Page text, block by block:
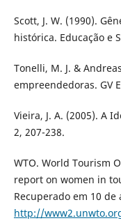
Scott, J. W. (1990).
histórica. Educação e
Tonelli, M. J. &
empreendedoras. GV
Vieira, J. A. (2005). A
2, 207-238.
WTO. World Tourism
report on women in
Recuperado em 10 de
http://